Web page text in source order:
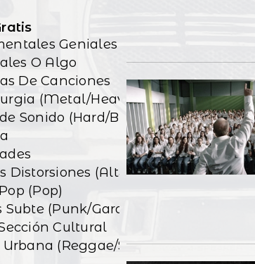
Geniales
O Algo
De Canciones
(Metal/Heavy)
Sonido (Hard/Blues)
Distorsiones (Alt&Indie)
(Pop)
Subte (Punk/Garage)
Cultural
Urbana (Reggae/Ska)